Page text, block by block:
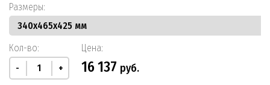
Размеры:
Кол-во:
- +
Цена:
16 137 руб.